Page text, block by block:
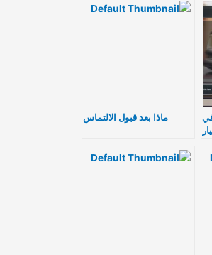
ماذا بعد قبول الالتماس